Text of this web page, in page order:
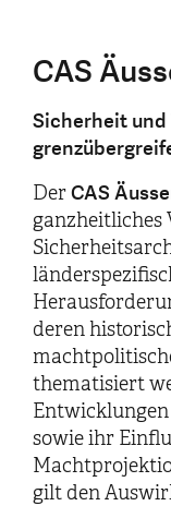
CAS
Sicherheit und
DerCAS
ganzheitliches
deren
thematisiert
sowie ihr
gilt den